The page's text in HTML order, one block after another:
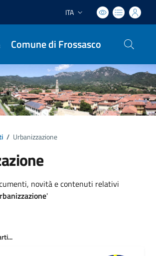
Lingua attiva:
ITA
Comune di Frossasco
/ Urbanizzazione
novità e contenuti relativi
'